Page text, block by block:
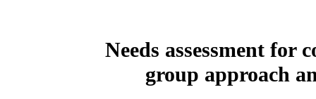
Needs assessment for
group approach